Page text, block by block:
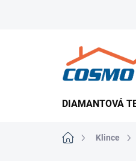
DIAMANTOVÁ
DomovKlince